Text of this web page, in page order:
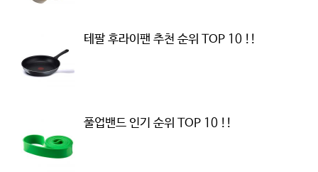
테팔 후라이팬 추천 순위 TOP 10 !!
풀업밴드 인기 순위 TOP 10 !!